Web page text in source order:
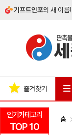
기프트인포의 새 이름!
인기카테고리
TOP 10
즐겨찾기
홈